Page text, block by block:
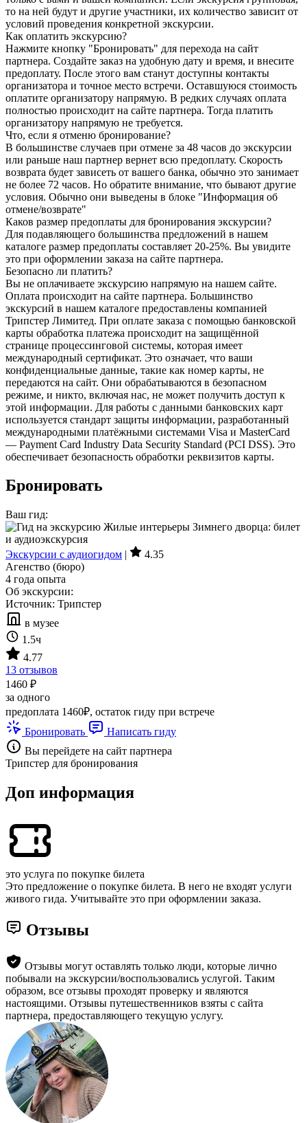
то на ней будут и другие участники, их количество зависит от
условий проведения конкретной экскурсии.
Как оплатить экскурсию?
Нажмите кнопку "Бронировать" для перехода на сайт
партнера. Создайте заказ на удобную дату и время, и внесите
предоплату. После этого вам станут доступны контакты
организатора и точное место встречи. Оставшуюся стоимость
оплатите организатору напрямую. В редких случаях оплата
полностью происходит на сайте партнера. Тогда платить
организатору напрямую не требуется.
Что, если я отменю бронирование?
В большинстве случаев при отмене за 48 часов до экскурсии
или раньше наш партнер вернет всю предоплату. Скорость
возврата будет зависеть от вашего банка, обычно это занимает
не более 72 часов. Но обратите внимание, что бывают другие
условия. Обычно они выведены в блоке "Информация об
отмене/возврате"
Каков размер предоплаты для бронирования экскурсии?
Для подавляющего большинства предложений в нашем
каталоге размер предоплаты составляет 20-25%. Вы увидите
это при оформлении заказа на сайте партнера.
Безопасно ли платить?
Вы не оплачиваете экскурсию напрямую на нашем сайте.
Оплата происходит на сайте партнера. Большинство
экскурсий в нашем каталоге предоставлены компанией
Трипстер Лимитед. При оплате заказа с помощью банковской
карты обработка платежа происходит на защищённой
странице процессинговой системы, которая имеет
международный сертификат. Это означает, что ваши
конфиденциальные данные, такие как номер карты, не
передаются на сайт. Они обрабатываются в безопасном
режиме, и никто, включая нас, не может получить доступ к
этой информации. Для работы с данными банковских карт
используется стандарт защиты информации, разработанный
международными платёжными системами Visa и MasterCard
— Payment Card Industry Data Security Standard (PCI DSS). Это
обеспечивает безопасность обработки реквизитов карты.
Бронировать
Ваш гид:
Экскурсии с аудиогидом |
4.35
Агенство (бюро)
4 года опыта
Об экскурсии:
Источник: Трипстер
в музее
1.5ч
4.77
13 отзывов
1460 ₽
за одного
предоплата 1460₽, остаток гиду при встрече
Бронировать
Написать гиду
Вы перейдете на сайт партнера
Трипстер для бронирования
Доп информация
это услуга по покупке билета
Это предложение о покупке билета. В него не входят услуги
живого гида. Учитывайте это при оформлении заказа.
Отзывы
Отзывы могут оставлять только люди, которые лично
побывали на экскурсии/воспользовались услугой. Таким
образом, все отзывы проходят проверку и являются
настоящими. Отзывы путешественников взяты с сайта
партнера, предоставляющего текущую услугу.